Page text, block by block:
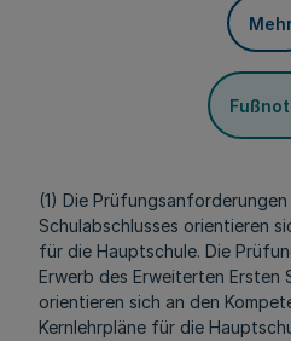
(1) Die
Schulabschlusses orientieren
für die Hauptschule. Die
Erwerb des Erweiterten Ersten
orientieren sich an den
Kernlehrpläne für die